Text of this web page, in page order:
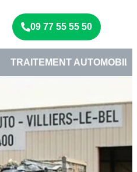
09 77 55 55 50
AUTOMOBILE ÉCOLOGIQUE